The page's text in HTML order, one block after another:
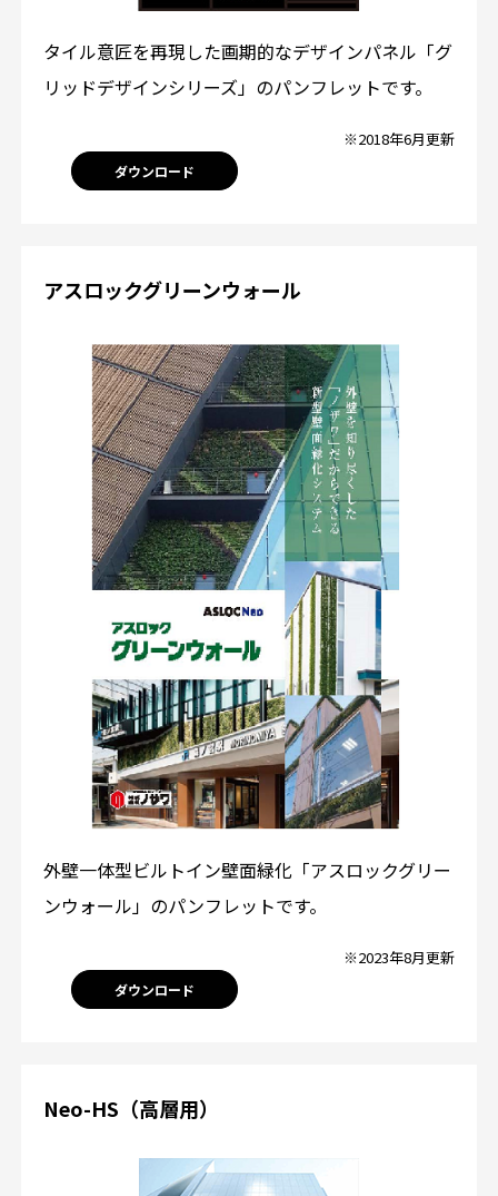
タイル意匠を再現した画期的なデザインパネル「グ
リッドデザインシリーズ」のパンフレットです。
※2018年6月更新
ダウンロード
アスロックグリーンウォール
外壁一体型ビルトイン壁面緑化「アスロックグリー
ンウォール」のパンフレットです。
※2023年8月更新
ダウンロード
Neo-HS（高層用）